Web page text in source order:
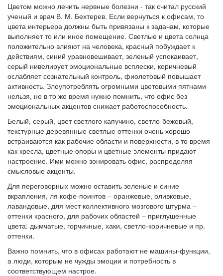
Цветом можно лечить нервные болезни - так считал русский
ученый и врач В. М. Бехтерев. Если вернуться к офисам, то
цвета интерьера должны быть привязаны к задачам, которые
выполняет то или иное помещение. Светлые и цвета солнца
положительно влияют на человека, красный побуждает к
действиям, синий уравновешивает, зеленый успокаивает,
серый нивелирует эмоциональные всплески, коричневый
ослабляет сознательный контроль, фиолетовый повышает
активность. Злоупотреблять огромными цветовыми пятнами
нельзя, но в то же время нужно помнить, что офис без
эмоциональных акцентов снижает работоспособность.
Белый, серый, цвет светлого капучино, светло-бежевый,
текстурные деревянные светлые оттенки очень хорошо
встраиваются как рабочие области и поверхности, в то время
как кресла, цветные опоры и цветные элементы придают
настроение. Ими можно зонировать офис, распределяя
смысловые акценты.
Для переговорных можно оставить зеленые и синие
вкрапления, ля кофе-поинтов – оранжевые, оливковые,
лавандовые, для мест коллективного мозгового штурма –
оттенки красного, для рабочих областей – приглушенные
цвета: дымчатые, горчичные, хаки, светло-коричневые и пр.
оттенки.
Важно помнить, что в офисах работают не машины-функции,
а люди, которым не чужды эмоции и потребность в
соответствующем настрое.